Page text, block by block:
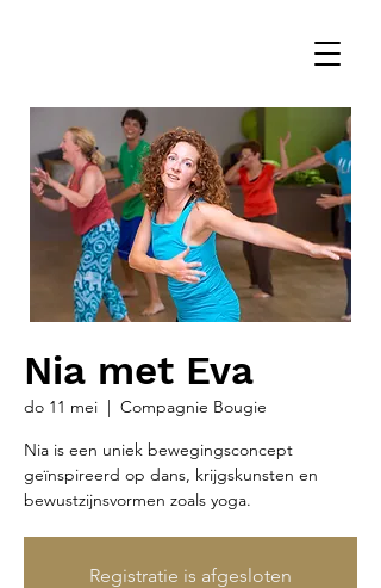
Nia met Eva
do 11 mei
  |
Compagnie Bougie
Nia is een uniek bewegingsconcept
geïnspireerd op dans, krijgskunsten en
bewustzijnsvormen zoals yoga.
Registratie is afgesloten